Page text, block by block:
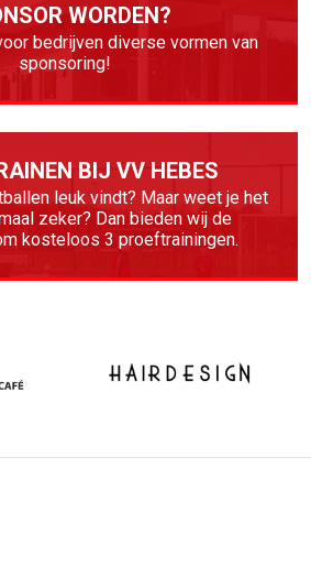
WORDEN?
bedrijven diverse vormen van
sponsoring!
BIJ VV HEBES
leuk vindt? Maar weet je het
zeker? Dan bieden wij de
kosteloos 3 proeftrainingen.